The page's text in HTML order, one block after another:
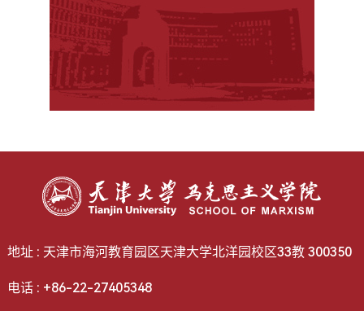
地址 : 天津市海河教育园区天津大学北洋园校区33教 300350
电话 : +86-22-27405348